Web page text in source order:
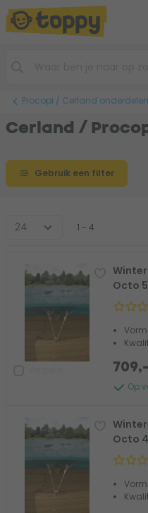
Procopi / Cerland onderdelen
Cerland /
Gebruik een filter
1 - 4
Octo
Op
709,-
Octo